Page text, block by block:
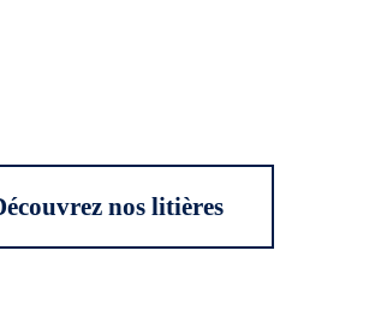
nos litières